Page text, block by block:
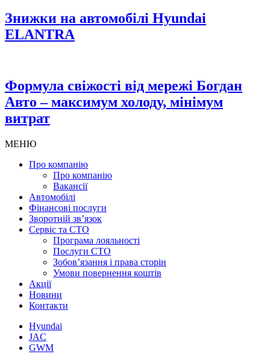
Знижки на автомобілі Hyundai
ELANTRA
Формула свіжості від мережі Богдан
Авто – максимум холоду, мінімум
витрат
МЕНЮ
Про компанію
Про компанію
Вакансії
Автомобілі
Фінансові послуги
Зворотній зв’язок
Cервіс та СТО
Програма лояльності
Послуги СТО
Зобов’язання і права сторін
Умови повернення коштів
Акції
Новини
Контакти
Hyundai
JAC
GWM